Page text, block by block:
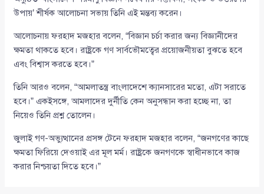
উপায়’ শীর্ষক আলোচনা সভায় তিনি এই মন্তব্য করেন।
আলোচনায় ফরহাদ মজহার বলেন, “বিজ্ঞান চর্চা করার জন্য বিজ্ঞানীদের
ক্ষমতা থাকতে হবে। রাষ্ট্রকে গণ সার্বভৌমত্বের প্রয়োজনীয়তা বুঝতে হবে
এবং বিশ্বাস করতে হবে।”
তিনি আরও বলেন, “আমলাতন্ত্র বাংলাদেশে ক্যানসারের মতো, এটা সরাতে
হবে।” একইসঙ্গে, আমলাদের দুর্নীতি কেন অনুসন্ধান করা হচ্ছে না, তা
নিয়েও তিনি প্রশ্ন তোলেন।
জুলাই গণ-অভ্যুত্থানের প্রসঙ্গ টেনে ফরহাদ মজহার বলেন, “জনগণের কাছে
ক্ষমতা ফিরিয়ে দেওয়াই এর মূল মর্ম। রাষ্ট্রকে জনগণকে স্বাধীনভাবে কাজ
করার নিশ্চয়তা দিতে হবে।”